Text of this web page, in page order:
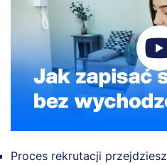
Proces rekrutacji przejdziesz